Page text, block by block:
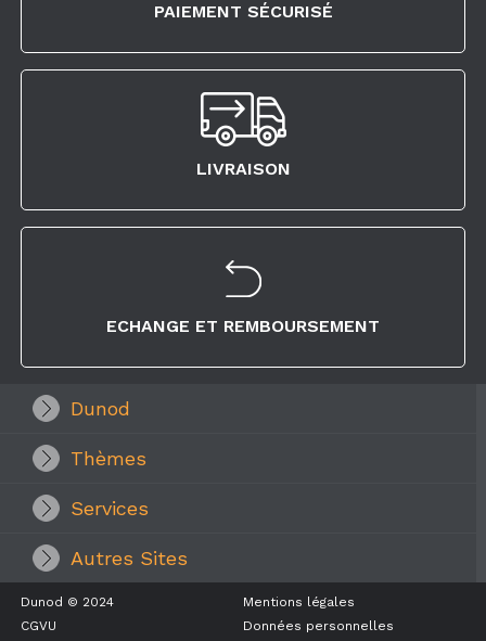
PAIEMENT SÉCURISÉ
LIVRAISON
ECHANGE ET REMBOURSEMENT
Dunod
Thèmes
Services
Autres Sites
Dunod © 2024
Mentions légales
CGVU
Données personnelles